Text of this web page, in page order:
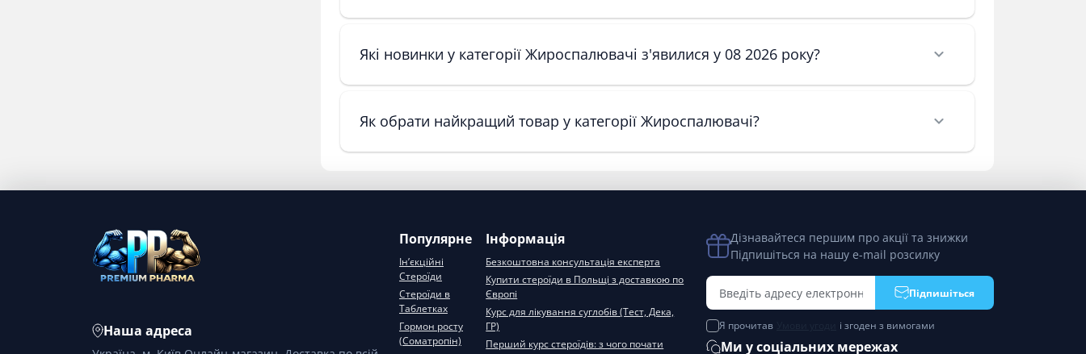
Які новинки у категорії Жироспалювачі з'явилися у 08 2026 року?
Як обрати найкращий товар у категорії Жироспалювачі?
Наша адреса
Популярне
Ін’єкційні
Стероїди
Стероїди в
Таблетках
Гормон росту
(Соматропін)
Інформація
Безкоштовна консультація експерта
Купити стероїди в Польщі з доставкою по
Європі
Курс для лікування суглобів (Тест, Дека,
ГР)
Перший курс стероїдів: з чого почати
Ми у соціальних мережах
Дізнавайтеся першим про акції та знижки
Підпишіться на нашу e-mail розсилку
Підпишіться
Я прочитав і згоден з вимогами